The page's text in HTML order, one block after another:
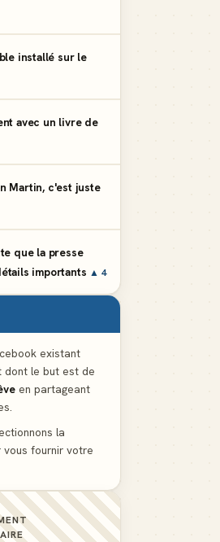
installé sur le
avec un livre de
Martin, c'est juste
que la presse
importants ▲ 4
existant
dont le but est de
en partageant
la
vous fournir votre